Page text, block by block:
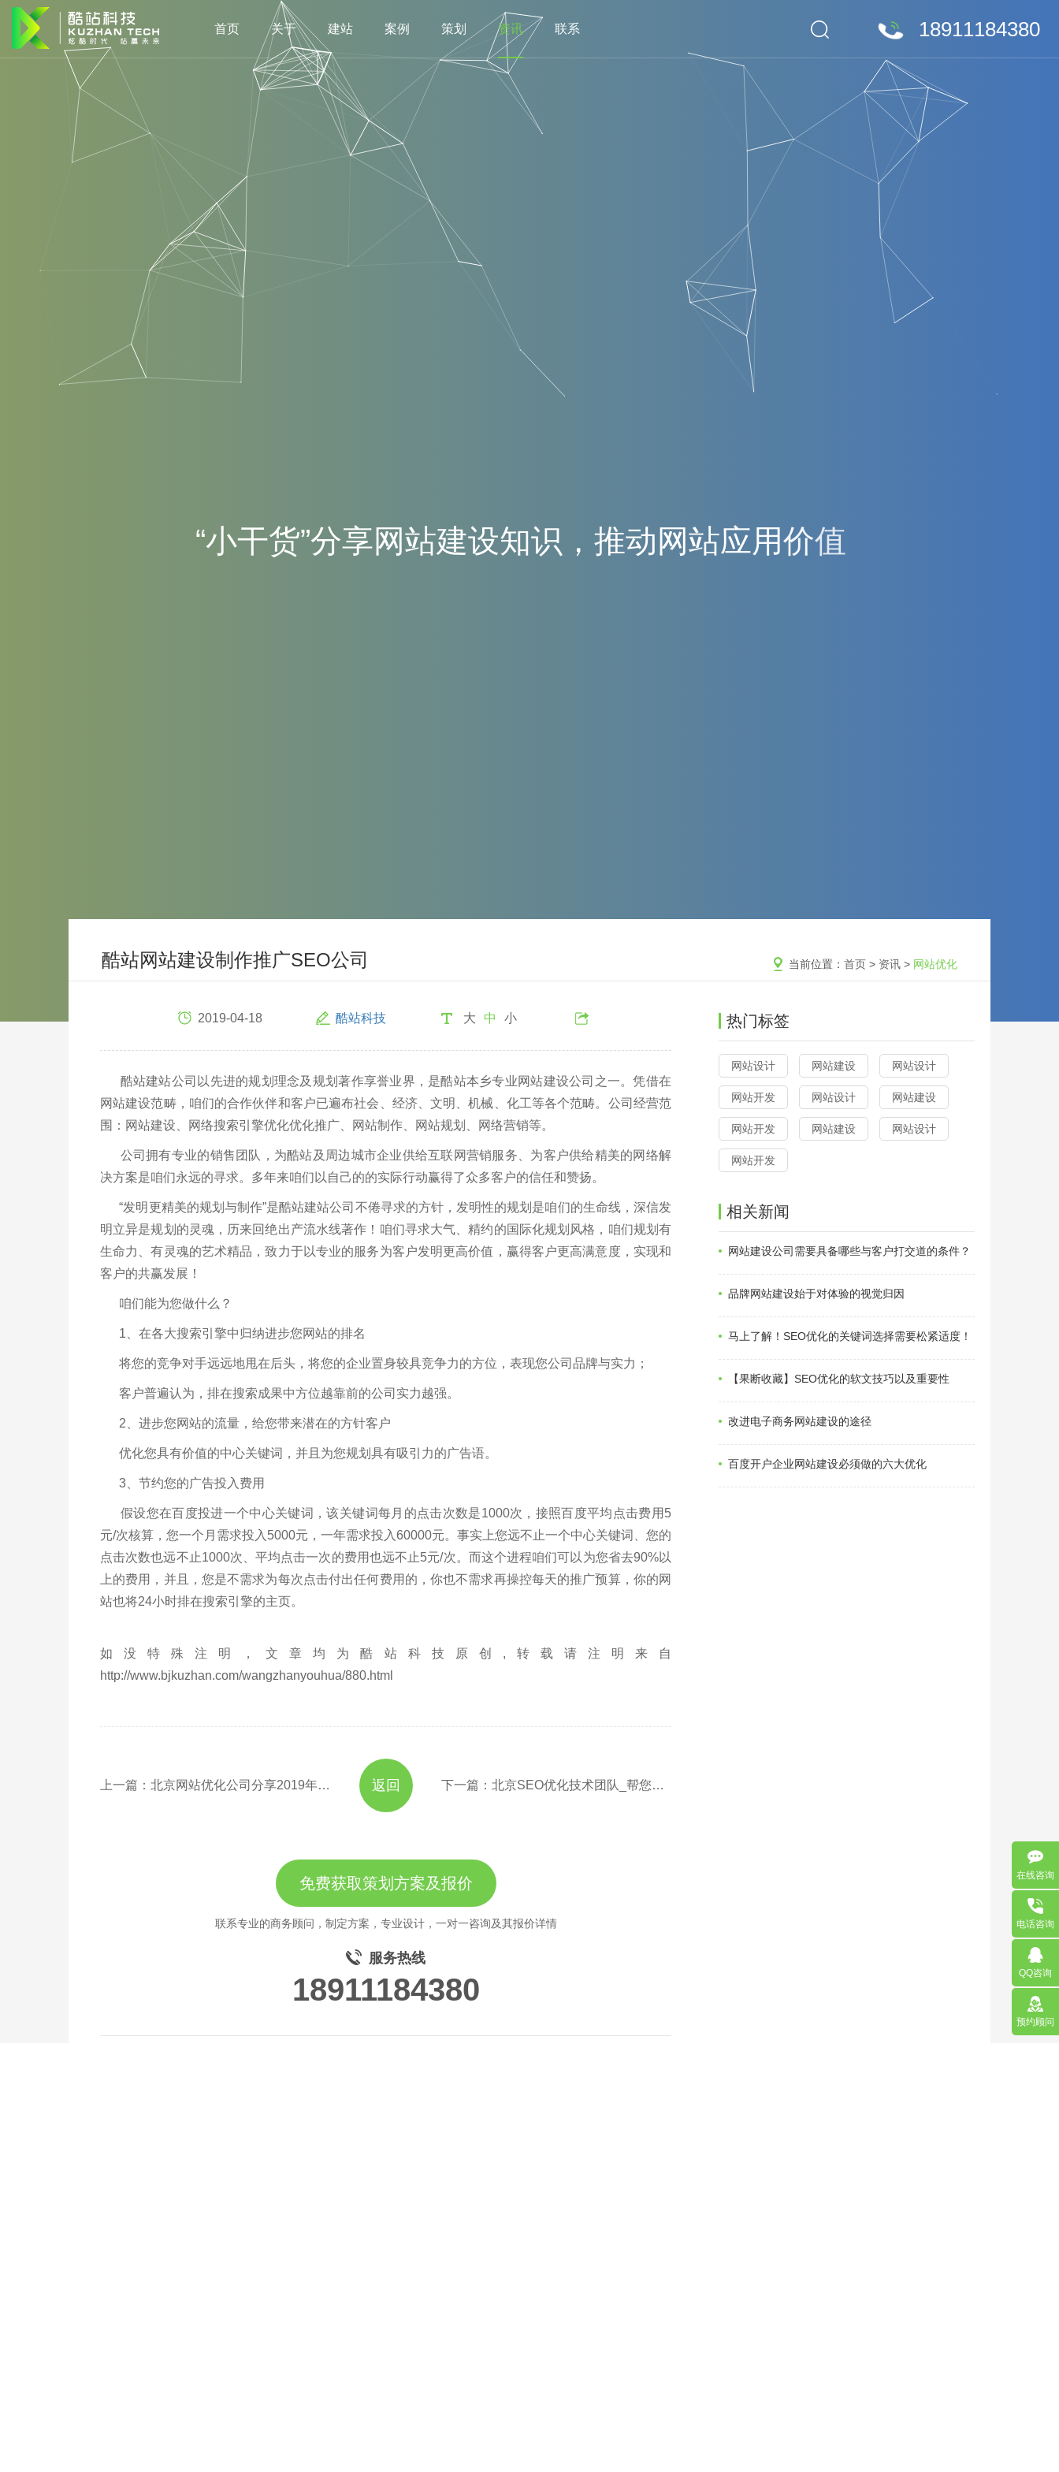
18911184380
首页 关于 建站 案例 策划 资讯 联系
“小干货”分享网站建设知识 ， 推动 网站应用价值
当前位置：首页 > 资讯 > 网站优化
酷站网站建设制作推广SEO公司
2019-04-18 酷站科技 大 中 小
酷站建站公司以先进的规划理念及规划著作享誉业界，是酷站本乡专业网站建设公司之一。凭借在
网站建设范畴，咱们的合作伙伴和客户已遍布社会、经济、文明、机械、化工等各个范畴。公司经营范
围：网站建设、网络搜索引擎优化优化推广、网站制作、网站规划、网络营销等。
公司拥有专业的销售团队，为酷站及周边城市企业供给互联网营销服务、为客户供给精美的网络解
决方案是咱们永远的寻求。多年来咱们以自己的的实际行动赢得了众多客户的信任和赞扬。
“发明更精美的规划与制作”是酷站建站公司不倦寻求的方针，发明性的规划是咱们的生命线，深信发
明立异是规划的灵魂，历来回绝出产流水线著作！咱们寻求大气、精约的国际化规划风格，咱们规划有
生命力、有灵魂的艺术精品，致力于以专业的服务为客户发明更高价值，赢得客户更高满意度，实现和
客户的共赢发展！
咱们能为您做什么？
1、在各大搜索引擎中归纳进步您网站的排名
将您的竞争对手远远地甩在后头，将您的企业置身较具竞争力的方位，表现您公司品牌与实力；
客户普遍认为，排在搜索成果中方位越靠前的公司实力越强。
2、进步您网站的流量，给您带来潜在的方针客户
优化您具有价值的中心关键词，并且为您规划具有吸引力的广告语。
3、节约您的广告投入费用
假设您在百度投进一个中心关键词，该关键词每月的点击次数是1000次，接照百度平均点击费用5
元/次核算，您一个月需求投入5000元，一年需求投入60000元。事实上您远不止一个中心关键词、您的
点击次数也远不止1000次、平均点击一次的费用也远不止5元/次。而这个进程咱们可以为您省去90%以
上的费用，并且，您是不需求为每次点击付出任何费用的，你也不需求再操控每天的推广预算，你的网
站也将24小时排在搜索引擎的主页。
如没特殊注明，文章均为酷站科技原创,转载请注明来自
http://www.bjkuzhan.com/wangzhanyouhua/880.html
上一篇：北京网站优化公司分享2019年网站如何推广更好？ 下一篇：北京SEO优化技术团队_帮您解决北京网站关键词在搜索引擎上排名优化问题
返回
免费获取策划方案及报价
联系专业的商务顾问，制定方案，专业设计，一对一咨询及其报价详情
服务热线
18911184380
热门标签
网站设计 网站建设 网站设计
网站开发 网站设计 网站建设
网站开发 网站建设 网站设计
网站开发
相关新闻
网站建设公司需要具备哪些与客户打交道的条件？
品牌网站建设始于对体验的视觉归因
马上了解！SEO优化的关键词选择需要松紧适度！
【果断收藏】SEO优化的软文技巧以及重要性
改进电子商务网站建设的途径
百度开户企业网站建设必须做的六大优化
在线咨询
电话咨询
QQ咨询
预约顾问